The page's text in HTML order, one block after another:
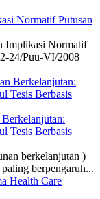
Normatif Putusan
Implikasi Normatif
24/Puu-VI/2008
Tesis Berbasis
berkelanjutan )
berpengaruh...